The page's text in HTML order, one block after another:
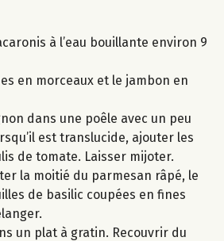
à l’eau bouillante environ 9
en morceaux et le jambon en
dans une poêle avec un peu
est translucide, ajouter les
de tomate. Laisser mijoter.
la moitié du parmesan râpé, le
de basilic coupées en fines
un plat à gratin. Recouvrir du